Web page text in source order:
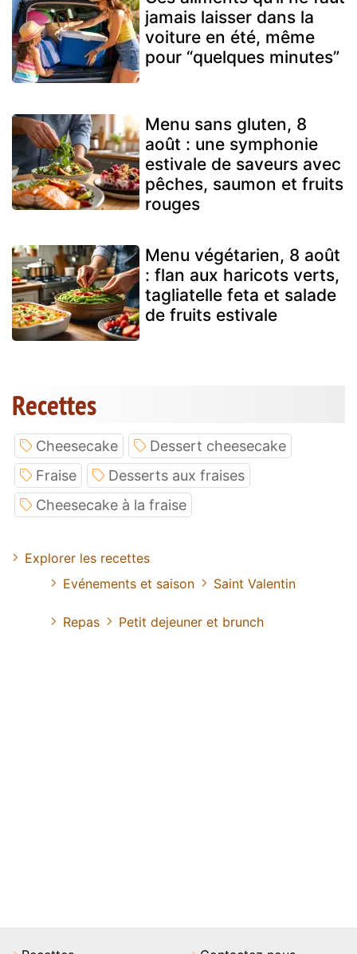
jamais laisser dans la
voiture en été, même
pour “quelques minutes”
Menu sans gluten, 8
août : une symphonie
estivale de saveurs avec
pêches, saumon et fruits
rouges
Menu végétarien, 8 août
: flan aux haricots verts,
tagliatelle feta et salade
de fruits estivale
Recettes
Cheesecake
Dessert cheesecake
Fraise
Desserts aux fraises
Cheesecake à la fraise
Explorer les recettes
Evénements et saison
Saint Valentin
Repas Petit dejeuner et brunch